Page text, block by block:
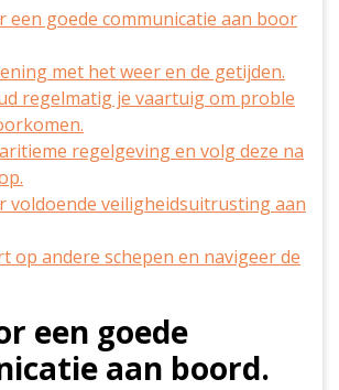
een goede communicatie aan boor
met het weer en de getijden.
regelmatig je vaartuig om proble
regelgeving en volg deze na
voldoende veiligheidsuitrusting aan
op andere schepen en navigeer de
een goede
aan boord.